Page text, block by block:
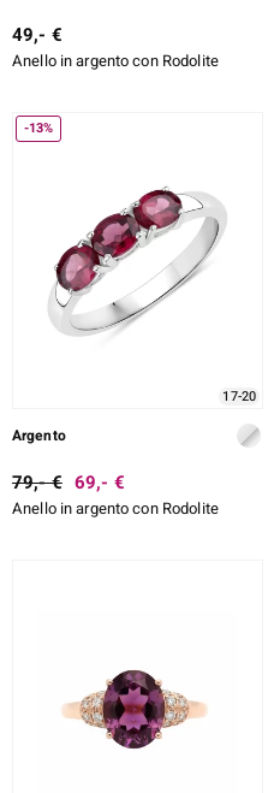
49,- €
Anello in argento con Rodolite
-13%
17-20
Argento
79,- € 69,- €
Anello in argento con Rodolite